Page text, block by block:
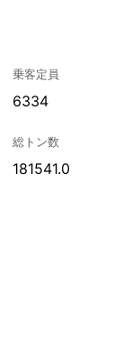
乗客定員
6334
総トン数
181541.0